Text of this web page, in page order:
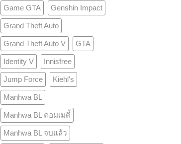
Game GTA Genshin Impact
Grand Theft Auto
Grand Theft Auto V GTA
Identity V Innisfree
Jump Force Kiehl's
Manhwa BL
Manhwa BL คอมเมดี้
Manhwa BL จบแล้ว